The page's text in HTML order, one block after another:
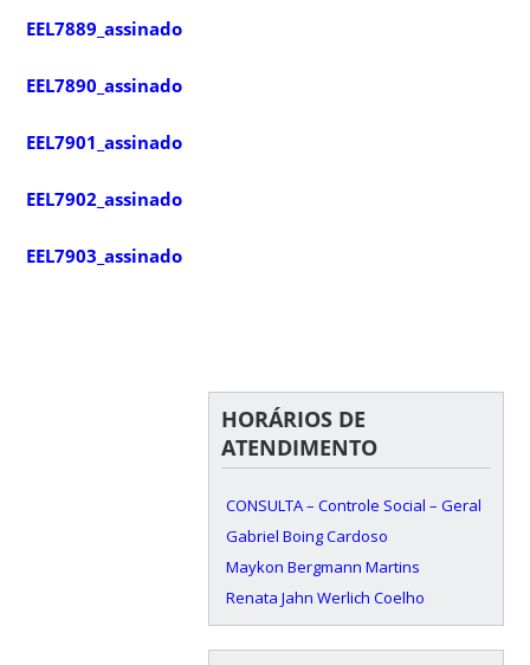
EEL7889_assinado
EEL7890_assinado
EEL7901_assinado
EEL7902_assinado
EEL7903_assinado
HORÁRIOS DE
ATENDIMENTO
CONSULTA – Controle Social – Geral
Gabriel Boing Cardoso
Maykon Bergmann Martins
Renata Jahn Werlich Coelho